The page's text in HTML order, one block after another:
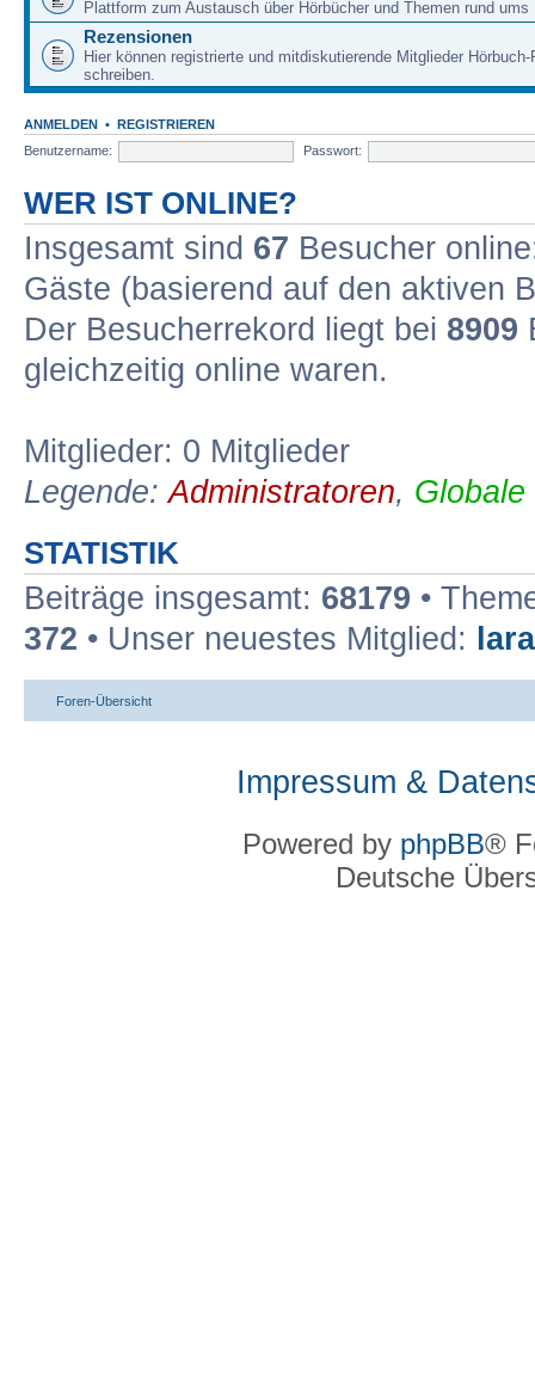
Plattform zum Austausch über Hörbücher und Themen rund ums
Rezensionen
Hier können registrierte und mitdiskutierende Mitglieder Hörbuch-
schreiben.
ANMELDEN • REGISTRIEREN
Benutzername:
Passwort:
WER IST ONLINE?
Insgesamt sind 67 Besucher
Gäste (basierend auf den aktiven
Der Besucherrekord liegt bei 8909
gleichzeitig online waren.
Mitglieder: 0 Mitglieder
Legende:Administratoren,
STATISTIK
Beiträge insgesamt: 68179 •
372 • Unser neuestes Mitglied:
Foren-Übersicht
Impressum &
Powered by phpBB®
Deutsche